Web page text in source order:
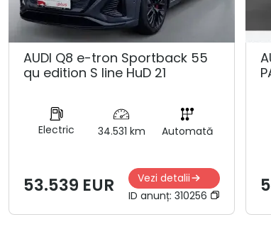
AUDI Q8 e-tron Sportback 55
qu edition S line HuD 21
Electric 34.531 km Automată
53.539 EUR
Vezi detalii
ID anunț: 310256